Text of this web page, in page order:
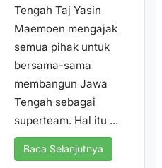
Tengah Taj Yasin
Maemoen mengajak
semua pihak untuk
bersama-sama
membangun Jawa
Tengah sebagai
superteam. Hal itu ...
Baca Selanjutnya